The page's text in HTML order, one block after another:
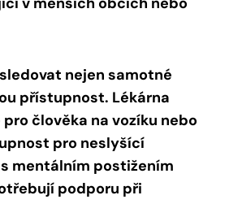
nejen samotné
přístupnost. Lékárna
člověka na vozíku nebo
pro neslyšící
mentálním postižením
podporu při